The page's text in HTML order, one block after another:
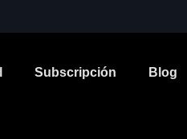
Subscripción Blog